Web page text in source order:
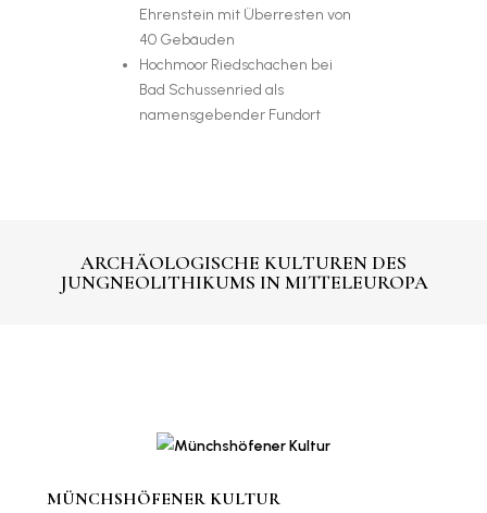
Ehrenstein mit Überresten von
40 Gebäuden
Hochmoor Riedschachen bei
Bad Schussenried als
namensgebender Fundort
ARCHÄOLOGISCHE KULTUREN DES
JUNGNEOLITHIKUMS IN MITTELEUROPA
MÜNCHSHÖFENER KULTUR